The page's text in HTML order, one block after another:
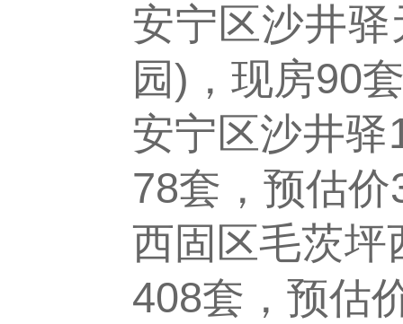
安宁区沙井
园)，现房90
安宁区沙井
78套，预估
西固区毛茨坪
408套，预估